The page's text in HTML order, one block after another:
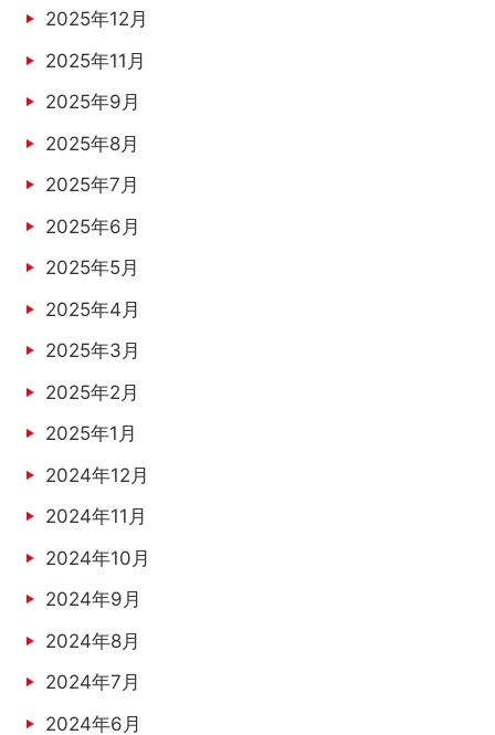
2025年12月
2025年11月
2025年9月
2025年8月
2025年7月
2025年6月
2025年5月
2025年4月
2025年3月
2025年2月
2025年1月
2024年12月
2024年11月
2024年10月
2024年9月
2024年8月
2024年7月
2024年6月